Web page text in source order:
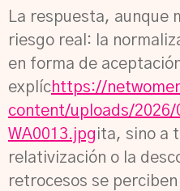
La respuesta, aunque
riesgo real: la
en forma de
explíchttps://
content/uploads/
WA0013.jpg ita, sino a
relativización o la
retrocesos se